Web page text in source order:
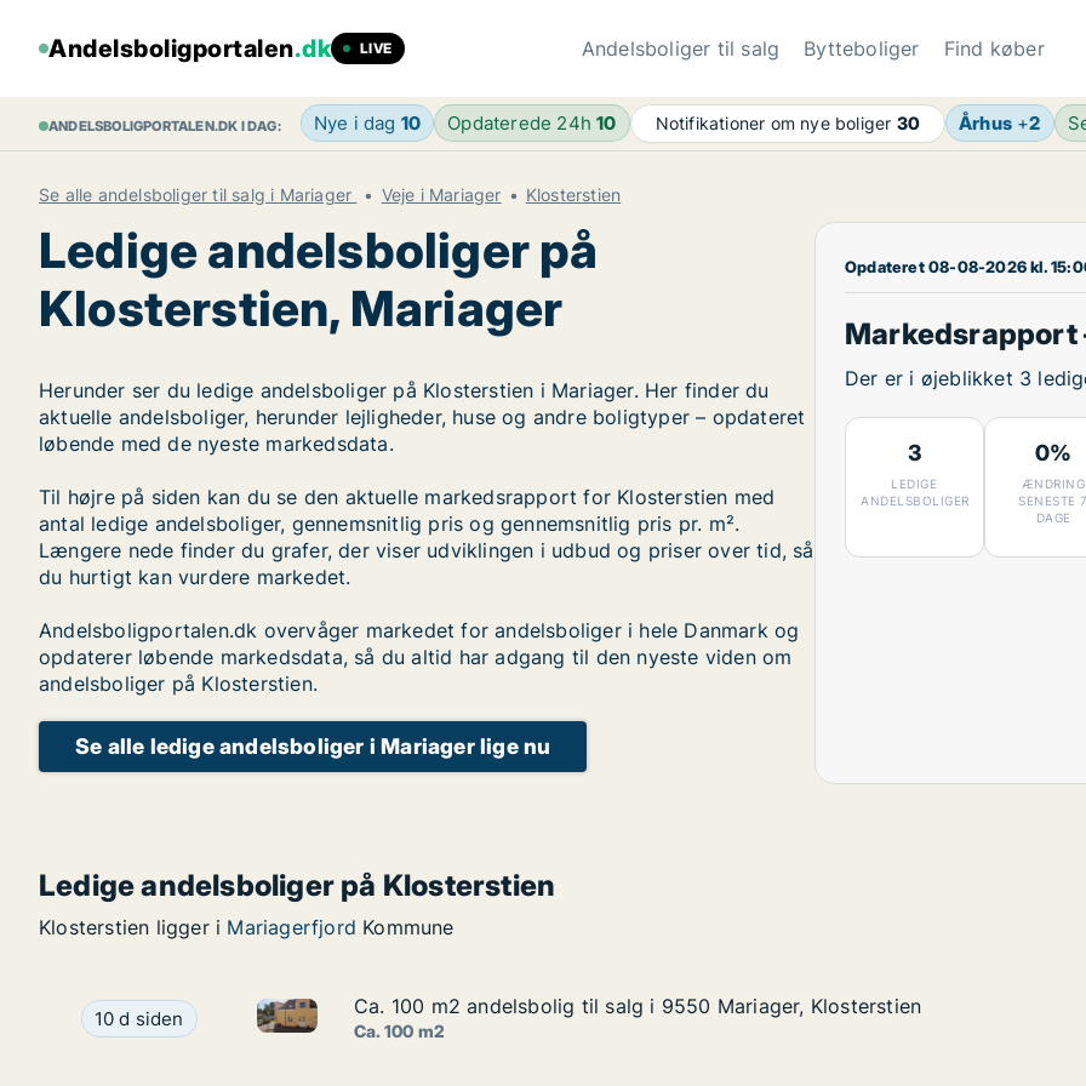
Andelsboligportalen.dk LIVE Andelsboliger til salg Bytteboliger Find køber
ANDELSBOLIGPORTALEN.DK I DAG: Nye i dag 10 Opdaterede 24h10 Notifikationer om nye boliger 30 Århus +2
Se alle andelsboliger til salg i Mariager Veje i Mariager Klosterstien
Ledige andelsboliger på
Klosterstien, Mariager
Herunder ser du ledige andelsboliger på Klosterstien i Mariager. Her finder du
aktuelle andelsboliger, herunder lejligheder, huse og andre boligtyper – opdateret
løbende med de nyeste markedsdata.
Til højre på siden kan du se den aktuelle markedsrapport for Klosterstien med
antal ledige andelsboliger, gennemsnitlig pris og gennemsnitlig pris pr. m².
Længere nede finder du grafer, der viser udviklingen i udbud og priser over tid, så
du hurtigt kan vurdere markedet.
Andelsboligportalen.dk overvåger markedet for andelsboliger i hele Danmark og
opdaterer løbende markedsdata, så du altid har adgang til den nyeste viden om
andelsboliger på Klosterstien.
Se alle ledige andelsboliger i Mariager lige nu
Opdateret 08-08-2026 kl.
Markedsrapport
Der er i øjeblikket 3
3
LEDIGE
ANDELSBOLIGER
0%
ÆNDRING
SENESTE 7
DAGE
Ledige andelsboliger på Klosterstien
Klosterstien ligger i Mariagerfjord Kommune
Ca. 100 m2 andelsbolig til salg i 9550 Mariager, Klosterstien
10 d siden Ca. 100 m2 andelsbolig til salg i 9550 Mariager, Klosterstien
Ca. 100 m2 andelsbolig til salg i 9550 Mariager, Klosterstien
Ca. 100 m2 andelsbolig til salg i 9550 Mariager, Klosterstien
Ca. 100 m2